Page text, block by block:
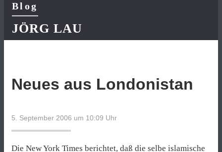
Blog
JÖRG LAU
Neues aus Londonistan
5. September 2006 um 10:09 Uhr
Die New York Times berichtet, daß die selbe islamische